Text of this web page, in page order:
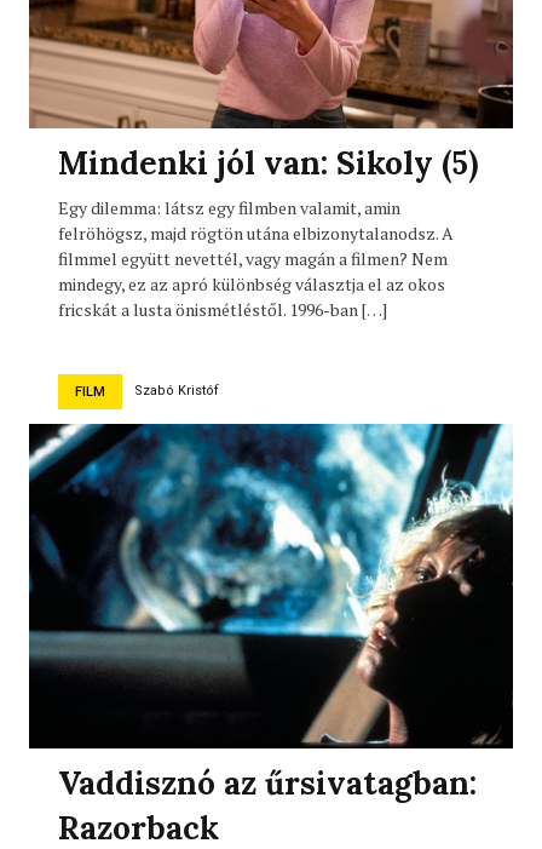
Mindenki jól van: Sikoly (5)
Egy dilemma: látsz egy filmben valamit, amin
felröhögsz, majd rögtön utána elbizonytalanodsz. A
filmmel együtt nevettél, vagy magán a filmen? Nem
mindegy, ez az apró különbség választja el az okos
fricskát a lusta önismétléstől. 1996-ban […]
FILM Szabó Kristóf
Vaddisznó az űrsivatagban:
Razorback